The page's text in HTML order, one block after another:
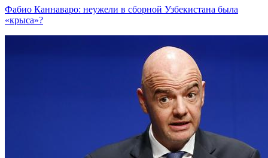
Фабио Каннаваро: неужели в сборной Узбекистана была
«крыса»?